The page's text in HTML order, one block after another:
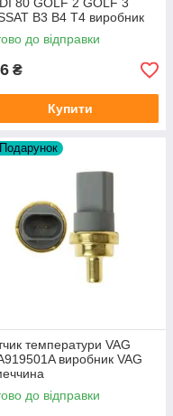
80 GOLF 2 GOLF 3
B3 B4 T4 виробник
Німеччина
до відправки
₴
Купити
Подарунок
температури VAG
виробник VAG
до відправки